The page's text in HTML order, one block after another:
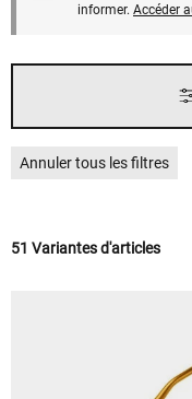
informer. Accéder
Annuler tous les filtres
51 Variantes d'articles